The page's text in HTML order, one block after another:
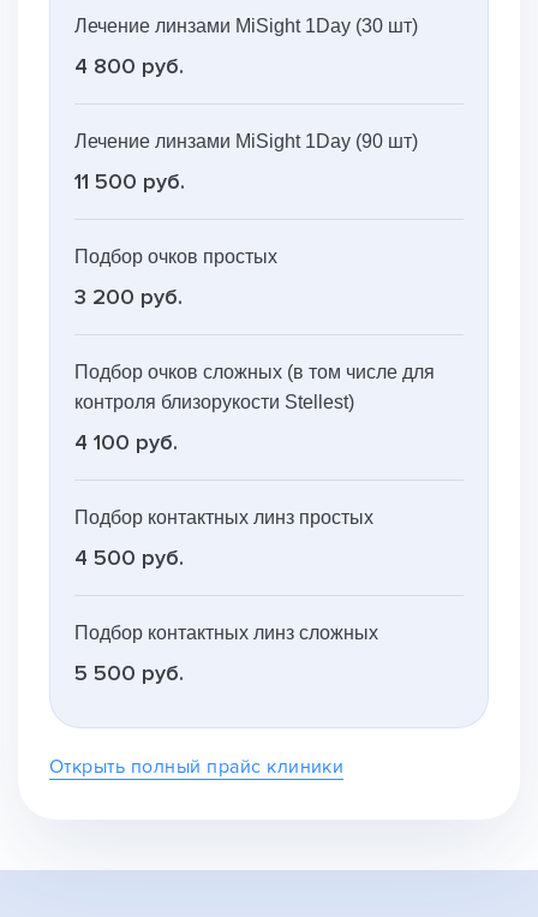
Лечение линзами MiSight 1Day (30 шт)
4 800 руб.
Лечение линзами MiSight 1Day (90 шт)
11 500 руб.
Подбор очков простых
3 200 руб.
Подбор очков сложных (в том числе для
контроля близорукости Stellest)
4 100 руб.
Подбор контактных линз простых
4 500 руб.
Подбор контактных линз сложных
5 500 руб.
Открыть полный прайс клиники